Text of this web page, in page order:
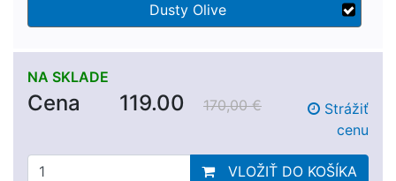
Dusty Olive
NA SKLADE
Cena 119.00 170,00 €
Strážiť
cenu
VLOŽIŤ DO KOŠÍKA